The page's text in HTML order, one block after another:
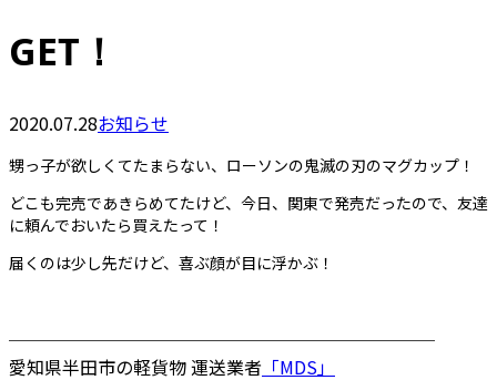
GET！
2020.07.28お知らせ
甥っ子が欲しくてたまらない、ローソンの鬼滅の刃のマグカップ！
どこも完売であきらめてたけど、今日、関東で発売だったので、友達
に頼んでおいたら買えたって！
届くのは少し先だけど、喜ぶ顔が目に浮かぶ！
────────────────────────
愛知県半田市の軽貨物 運送業者 「MDS」